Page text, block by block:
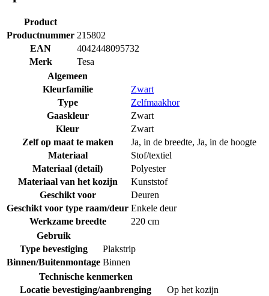
Product
Productnummer 215802
EAN
4042448095732
Merk
Tesa
Algemeen
Kleurfamilie
Zwart
Type
Zelfmaakhor
Gaaskleur
Zwart
Kleur
Zwart
Zelf op maat te maken
Ja, in de breedte, Ja, in de hoogte
Materiaal
Stof/textiel
Materiaal (detail)
Polyester
Materiaal van het kozijn
Kunststof
Geschikt voor
Deuren
Geschikt voor type raam/deur Enkele deur
Werkzame breedte
220 cm
Gebruik
Type bevestiging
Plakstrip
Binnen/Buitenmontage Binnen
Technische kenmerken
Locatie bevestiging/aanbrenging
Op het kozijn